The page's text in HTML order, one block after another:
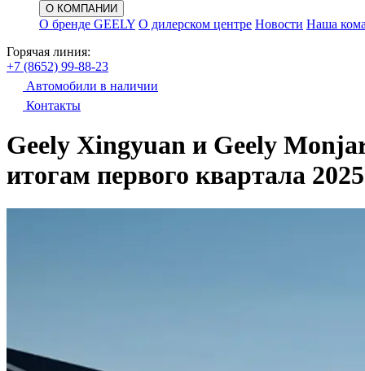
О КОМПАНИИ
О бренде GEELY О дилерском центре Новости Наша
Горячая линия:
+7 (8652) 99-88-23
Автомобили в наличии
Контакты
Geely Xingyuan и Geely
итогам первого квартала